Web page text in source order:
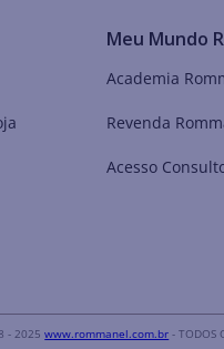
Meu Mundo
Academia
Revenda
Acesso
- 2025www.rommanel.com.br - TODOS